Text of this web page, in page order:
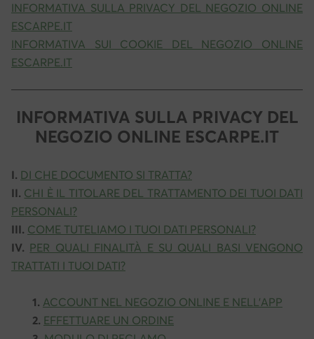
INFORMATIVA SULLA PRIVACY DEL NEGOZIO ONLINE
ESCARPE.IT
INFORMATIVA SUI COOKIE DEL NEGOZIO ONLINE
ESCARPE.IT
INFORMATIVA SULLA PRIVACY DEL
NEGOZIO ONLINE ESCARPE.IT
I. DI CHE DOCUMENTO SI TRATTA?
II. CHI È IL TITOLARE DEL TRATTAMENTO DEI TUOI DATI
PERSONALI?
III. COME TUTELIAMO I TUOI DATI PERSONALI?
IV. PER QUALI FINALITÀ E SU QUALI BASI VENGONO
TRATTATI I TUOI DATI?
1. ACCOUNT NEL NEGOZIO ONLINE E NELL’APP
2. EFFETTUARE UN ORDINE